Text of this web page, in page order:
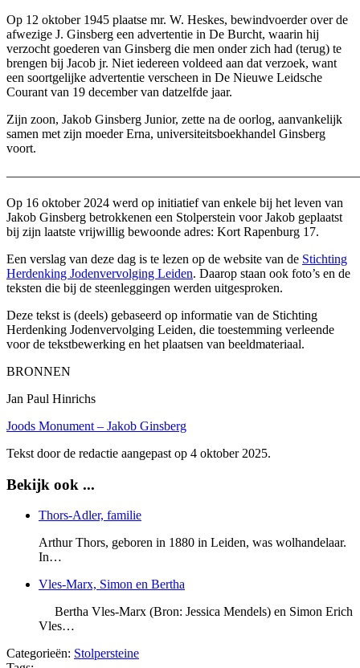
Op 12 oktober 1945 plaatse mr. W. Heskes, bewindvoerder over de
afwezige J. Ginsberg een advertentie in De Burcht, waarin hij
verzocht goederen van Ginsberg die men onder zich had (terug) te
brengen bij Jacob jr. Niet iedereen voldeed aan dat verzoek, want
een soortgelijke advertentie verscheen in De Nieuwe Leidsche
Courant van 19 december van datzelfde jaar.
Zijn zoon, Jakob Ginsberg Junior, zette na de oorlog, aanvankelijk
samen met zijn moeder Erna, universiteitsboekhandel Ginsberg
voort.
Op 16 oktober 2024 werd op initiatief van enkele bij het leven van
Jakob Ginsberg betrokkenen een Stolperstein voor Jakob geplaatst
bij zijn laatste vrijwillig bewoonde adres: Kort Rapenburg 17.
Een verslag van deze dag is te lezen op de website van de Stichting
Herdenking Jodenvervolging Leiden. Daarop staan ook foto’s en de
teksten die bij de steenleggingen werden uitgesproken.
Deze tekst is (deels) gebaseerd op informatie van de Stichting
Herdenking Jodenvervolging Leiden, die toestemming verleende
voor de tekstbewerking en het plaatsen van beeldmateriaal.
BRONNEN
Jan Paul Hinrichs
Joods Monument – Jakob Ginsberg
Tekst door de redactie aangepast op 4 oktober 2025.
Bekijk ook ...
Thors-Adler, familie
Arthur Thors, geboren in 1880 in Leiden, was wolhandelaar.
In…
Vles-Marx, Simon en Bertha
Bertha Vles-Marx (Bron: Jessica Mendels) en Simon Erich
Vles…
Categorieën: Stolpersteine